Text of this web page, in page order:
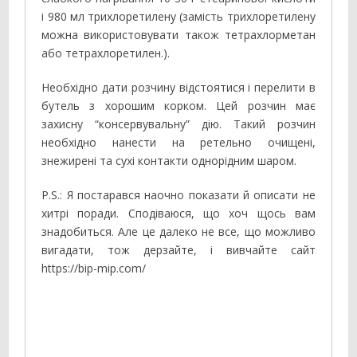
і 980 мл трихлоретилену (замість трихлоретилену
можна використовувати також тетрахлорметан
або тетрахлоретилен.).
Необхідно дати розчину відстоятися і перелити в
бутель з хорошим корком. Цей розчин має
захисну “консервувальну” дію. Такий розчин
необхідно нанести на ретельно очищені,
знежирені та сухі контакти однорідним шаром.
P.S.: Я постарався наочно показати й описати не
хитрі поради. Сподіваюся, що хоч щось вам
знадобиться. Але це далеко не все, що можливо
вигадати, тож дерзайте, і вивчайте сайт
https://bip-mip.com/